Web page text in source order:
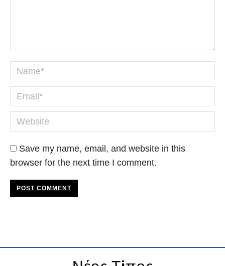
Name *
Email *
Website
Save my name, email, and website in this
browser for the next time I comment.
POST COMMENT